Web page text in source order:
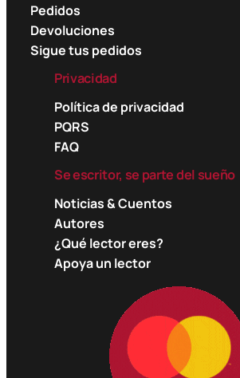
Pedidos
Devoluciones
Sigue tus pedidos
Privacidad
Política de privacidad
PQRS
FAQ
Se escritor, se parte del sueño
Noticias & Cuentos
Autores
¿Qué lector eres?
Apoya un lector